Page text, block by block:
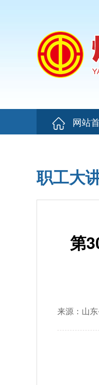
网站
职工大
第
来源：山